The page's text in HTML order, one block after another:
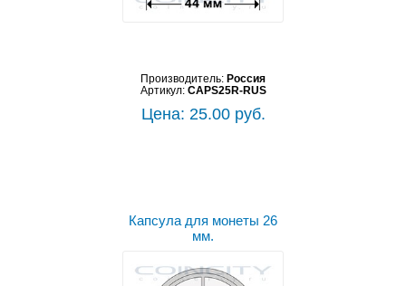
Производитель: Россия
Артикул: CAPS25R-RUS
Цена: 25.00 руб.
Капсула для монеты 26
мм.